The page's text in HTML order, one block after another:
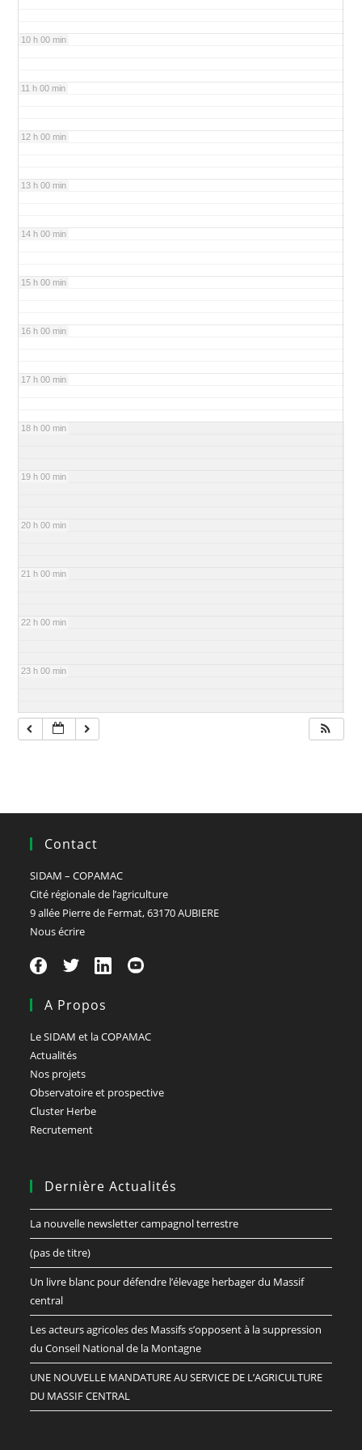
10 h 00 min
11 h 00 min
12 h 00 min
13 h 00 min
14 h 00 min
15 h 00 min
16 h 00 min
17 h 00 min
18 h 00 min
19 h 00 min
20 h 00 min
21 h 00 min
22 h 00 min
23 h 00 min
Contact
SIDAM – COPAMAC
Cité régionale de l’agriculture
9 allée Pierre de Fermat, 63170 AUBIERE
Nous écrire
A Propos
Le SIDAM et la COPAMAC
Actualités
Nos projets
Observatoire et prospective
Cluster Herbe
Recrutement
Dernière Actualités
La nouvelle newsletter campagnol terrestre
(pas de titre)
Un livre blanc pour défendre l’élevage herbager du Massif
central
Les acteurs agricoles des Massifs s’opposent à la suppression
du Conseil National de la Montagne
UNE NOUVELLE MANDATURE AU SERVICE DE L’AGRICULTURE
DU MASSIF CENTRAL